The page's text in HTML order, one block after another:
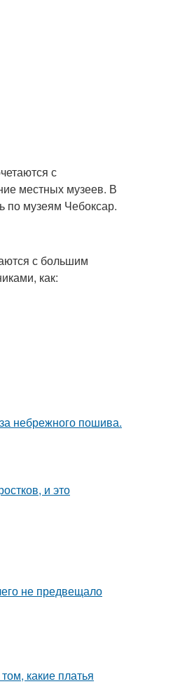
с
местных музеев. В
по музеям Чебоксар.
с большим
как:
небрежного пошива.
и это
не предвещало
какие платья